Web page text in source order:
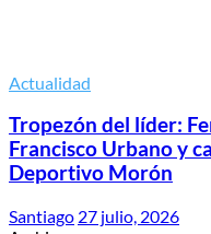
Actualidad
Tropezón del líder:
Francisco Urbano y
Deportivo Morón
Santiago 27 julio, 2026